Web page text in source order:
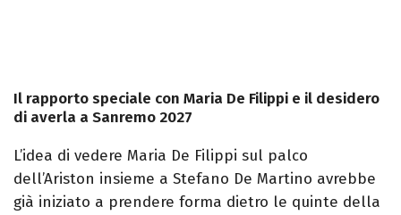
Il rapporto speciale con Maria De Filippi e il desidero
di averla a Sanremo 2027
L’idea di vedere Maria De Filippi sul palco
dell’Ariston insieme a Stefano De Martino avrebbe
già iniziato a prendere forma dietro le quinte della